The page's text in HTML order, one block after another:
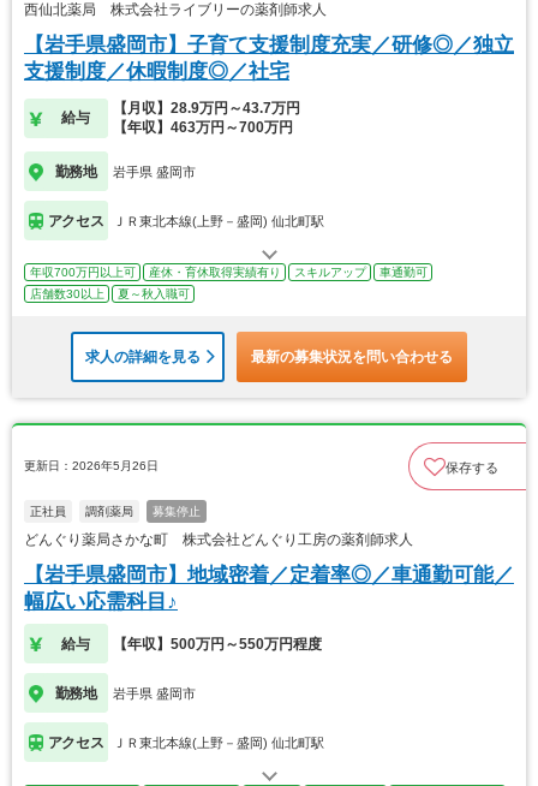
西仙北薬局 株式会社ライブリーの薬剤師求人
【岩手県盛岡市】子育て支援制度充実／研修◎／独立
支援制度／休暇制度◎／社宅
給与
【月収】28.9万円～43.7万円
【年収】463万円～700万円
勤務地 岩手県 盛岡市
アクセス ＪＲ東北本線(上野－盛岡) 仙北町駅
年収700万円以上可 産休・育休取得実績有り スキルアップ
車通勤可
店舗数30以上
夏～秋入職可
求人の詳細を見る 最新の募集状況を問い合わせる
更新日：2026年5月26日 保存する
正社員 調剤薬局 募集停止
どんぐり薬局さかな町 株式会社どんぐり工房の薬剤師求人
【岩手県盛岡市】地域密着／定着率◎／車通勤可能／
幅広い応需科目♪
給与 【年収】500万円～550万円程度
勤務地 岩手県 盛岡市
アクセス ＪＲ東北本線(上野－盛岡) 仙北町駅